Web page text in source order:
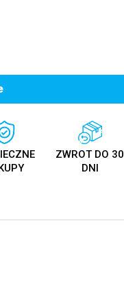
ZWROT DO 30
DNI